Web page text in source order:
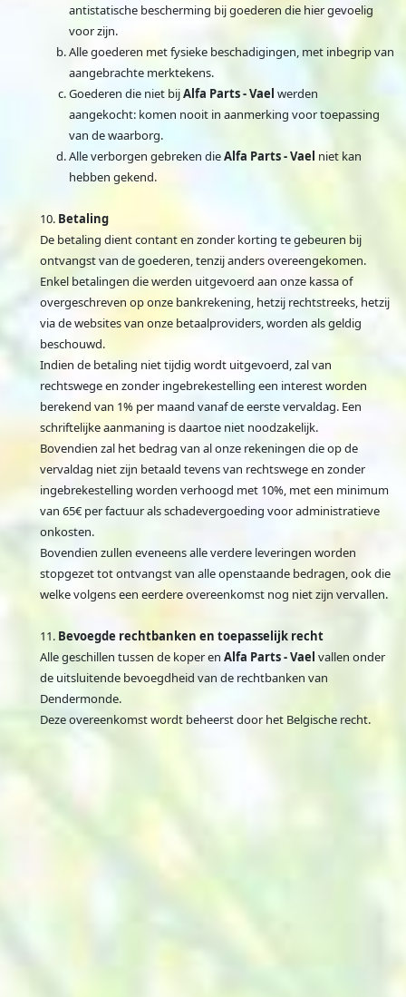
antistatische bescherming bij goederen die hier gevoelig
voor zijn.
Alle goederen met fysieke beschadigingen, met inbegrip van
aangebrachte merktekens.
Goederen die niet bijAlfa Parts - Vael werden
aangekocht: komen nooit in aanmerking voor toepassing
van de waarborg.
Alle verborgen gebreken dieAlfa Parts - Vael niet kan
hebben gekend.
Betaling
De betaling dient contant en zonder korting te gebeuren bij
ontvangst van de goederen, tenzij anders overeengekomen.
Enkel betalingen die werden uitgevoerd aan onze kassa of
overgeschreven op onze bankrekening, hetzij rechtstreeks, hetzij
via de websites van onze betaalproviders, worden als geldig
beschouwd.
Indien de betaling niet tijdig wordt uitgevoerd, zal van
rechtswege en zonder ingebrekestelling een interest worden
berekend van 1% per maand vanaf de eerste vervaldag. Een
schriftelijke aanmaning is daartoe niet noodzakelijk.
Bovendien zal het bedrag van al onze rekeningen die op de
vervaldag niet zijn betaald tevens van rechtswege en zonder
ingebrekestelling worden verhoogd met 10%, met een minimum
van 65€ per factuur als schadevergoeding voor administratieve
onkosten.
Bovendien zullen eveneens alle verdere leveringen worden
stopgezet tot ontvangst van alle openstaande bedragen, ook die
welke volgens een eerdere overeenkomst nog niet zijn vervallen.
Bevoegde rechtbanken en toepasselijk recht
Alle geschillen tussen de koper en Alfa Parts - Vael vallen onder
de uitsluitende bevoegdheid van de rechtbanken van
Dendermonde.
Deze overeenkomst wordt beheerst door het Belgische recht.